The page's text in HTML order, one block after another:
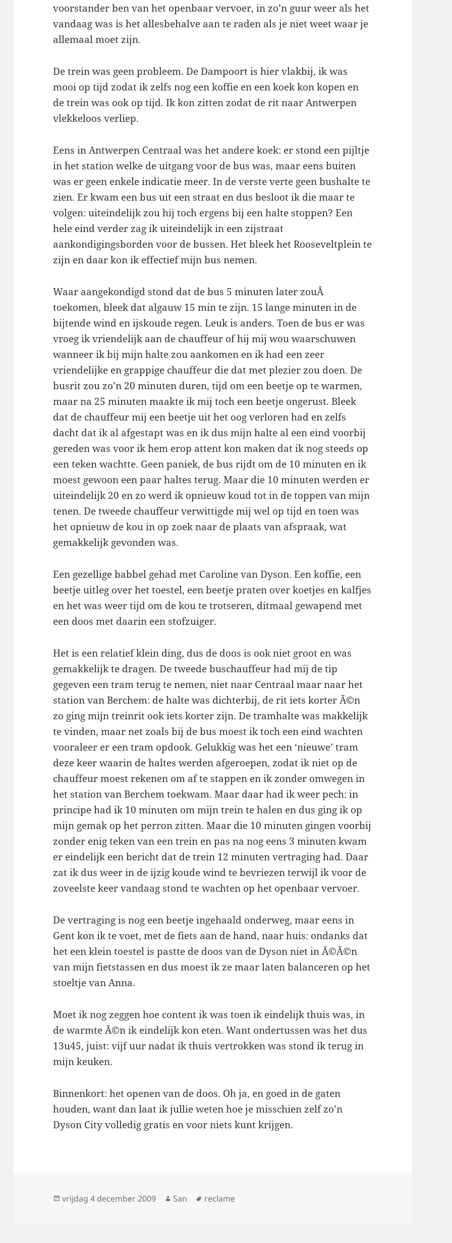
voorstander ben van het openbaar vervoer, in zo’n guur weer als het
vandaag was is het allesbehalve aan te raden als je niet weet waar je
allemaal moet zijn.
De trein was geen probleem. De Dampoort is hier vlakbij, ik was
mooi op tijd zodat ik zelfs nog een koffie en een koek kon kopen en
de trein was ook op tijd. Ik kon zitten zodat de rit naar Antwerpen
vlekkeloos verliep.
Eens in Antwerpen Centraal was het andere koek: er stond een pijltje
in het station welke de uitgang voor de bus was, maar eens buiten
was er geen enkele indicatie meer. In de verste verte geen bushalte te
zien. Er kwam een bus uit een straat en dus besloot ik die maar te
volgen: uiteindelijk zou hij toch ergens bij een halte stoppen? Een
hele eind verder zag ik uiteindelijk in een zijstraat
aankondigingsborden voor de bussen. Het bleek het Rooseveltplein te
zijn en daar kon ik effectief mijn bus nemen.
Waar aangekondigd stond dat de bus 5 minuten later zouÂ
toekomen, bleek dat algauw 15 min te zijn. 15 lange minuten in de
bijtende wind en ijskoude regen. Leuk is anders. Toen de bus er was
vroeg ik vriendelijk aan de chauffeur of hij mij wou waarschuwen
wanneer ik bij mijn halte zou aankomen en ik had een zeer
vriendelijke en grappige chauffeur die dat met plezier zou doen. De
busrit zou zo’n 20 minuten duren, tijd om een beetje op te warmen,
maar na 25 minuten maakte ik mij toch een beetje ongerust. Bleek
dat de chauffeur mij een beetje uit het oog verloren had en zelfs
dacht dat ik al afgestapt was en ik dus mijn halte al een eind voorbij
gereden was voor ik hem erop attent kon maken dat ik nog steeds op
een teken wachtte. Geen paniek, de bus rijdt om de 10 minuten en ik
moest gewoon een paar haltes terug. Maar die 10 minuten werden er
uiteindelijk 20 en zo werd ik opnieuw koud tot in de toppen van mijn
tenen. De tweede chauffeur verwittigde mij wel op tijd en toen was
het opnieuw de kou in op zoek naar de plaats van afspraak, wat
gemakkelijk gevonden was.
Een gezellige babbel gehad met Caroline van Dyson. Een koffie, een
beetje uitleg over het toestel, een beetje praten over koetjes en kalfjes
en het was weer tijd om de kou te trotseren, ditmaal gewapend met
een doos met daarin een stofzuiger.
Het is een relatief klein ding, dus de doos is ook niet groot en was
gemakkelijk te dragen. De tweede buschauffeur had mij de tip
gegeven een tram terug te nemen, niet naar Centraal maar naar het
station van Berchem: de halte was dichterbij, de rit iets korter Ã©n
zo ging mijn treinrit ook iets korter zijn. De tramhalte was makkelijk
te vinden, maar net zoals bij de bus moest ik toch een eind wachten
vooraleer er een tram opdook. Gelukkig was het een ‘nieuwe’ tram
deze keer waarin de haltes werden afgeroepen, zodat ik niet op de
chauffeur moest rekenen om af te stappen en ik zonder omwegen in
het station van Berchem toekwam. Maar daar had ik weer pech: in
principe had ik 10 minuten om mijn trein te halen en dus ging ik op
mijn gemak op het perron zitten. Maar die 10 minuten gingen voorbij
zonder enig teken van een trein en pas na nog eens 3 minuten kwam
er eindelijk een bericht dat de trein 12 minuten vertraging had. Daar
zat ik dus weer in de ijzig koude wind te bevriezen terwijl ik voor de
zoveelste keer vandaag stond te wachten op het openbaar vervoer.
De vertraging is nog een beetje ingehaald onderweg, maar eens in
Gent kon ik te voet, met de fiets aan de hand, naar huis: ondanks dat
het een klein toestel is pastte de doos van de Dyson niet in Ã©Ã©n
van mijn fietstassen en dus moest ik ze maar laten balanceren op het
stoeltje van Anna.
Moet ik nog zeggen hoe content ik was toen ik eindelijk thuis was, in
de warmte Ã©n ik eindelijk kon eten. Want ondertussen was het dus
13u45, juist: vijf uur nadat ik thuis vertrokken was stond ik terug in
mijn keuken.
Binnenkort: het openen van de doos. Oh ja, en goed in de gaten
houden, want dan laat ik jullie weten hoe je misschien zelf zo’n
Dyson City volledig gratis en voor niets kunt krijgen.
Geplaatst
vrijdag 4 december 2009 Auteur
San Tags
reclame